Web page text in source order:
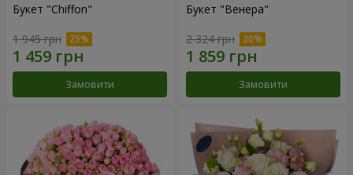
Букет "Chiffon"
1 945 грн
Замовити
Букет "Венера"
2 324 грн
Замовити